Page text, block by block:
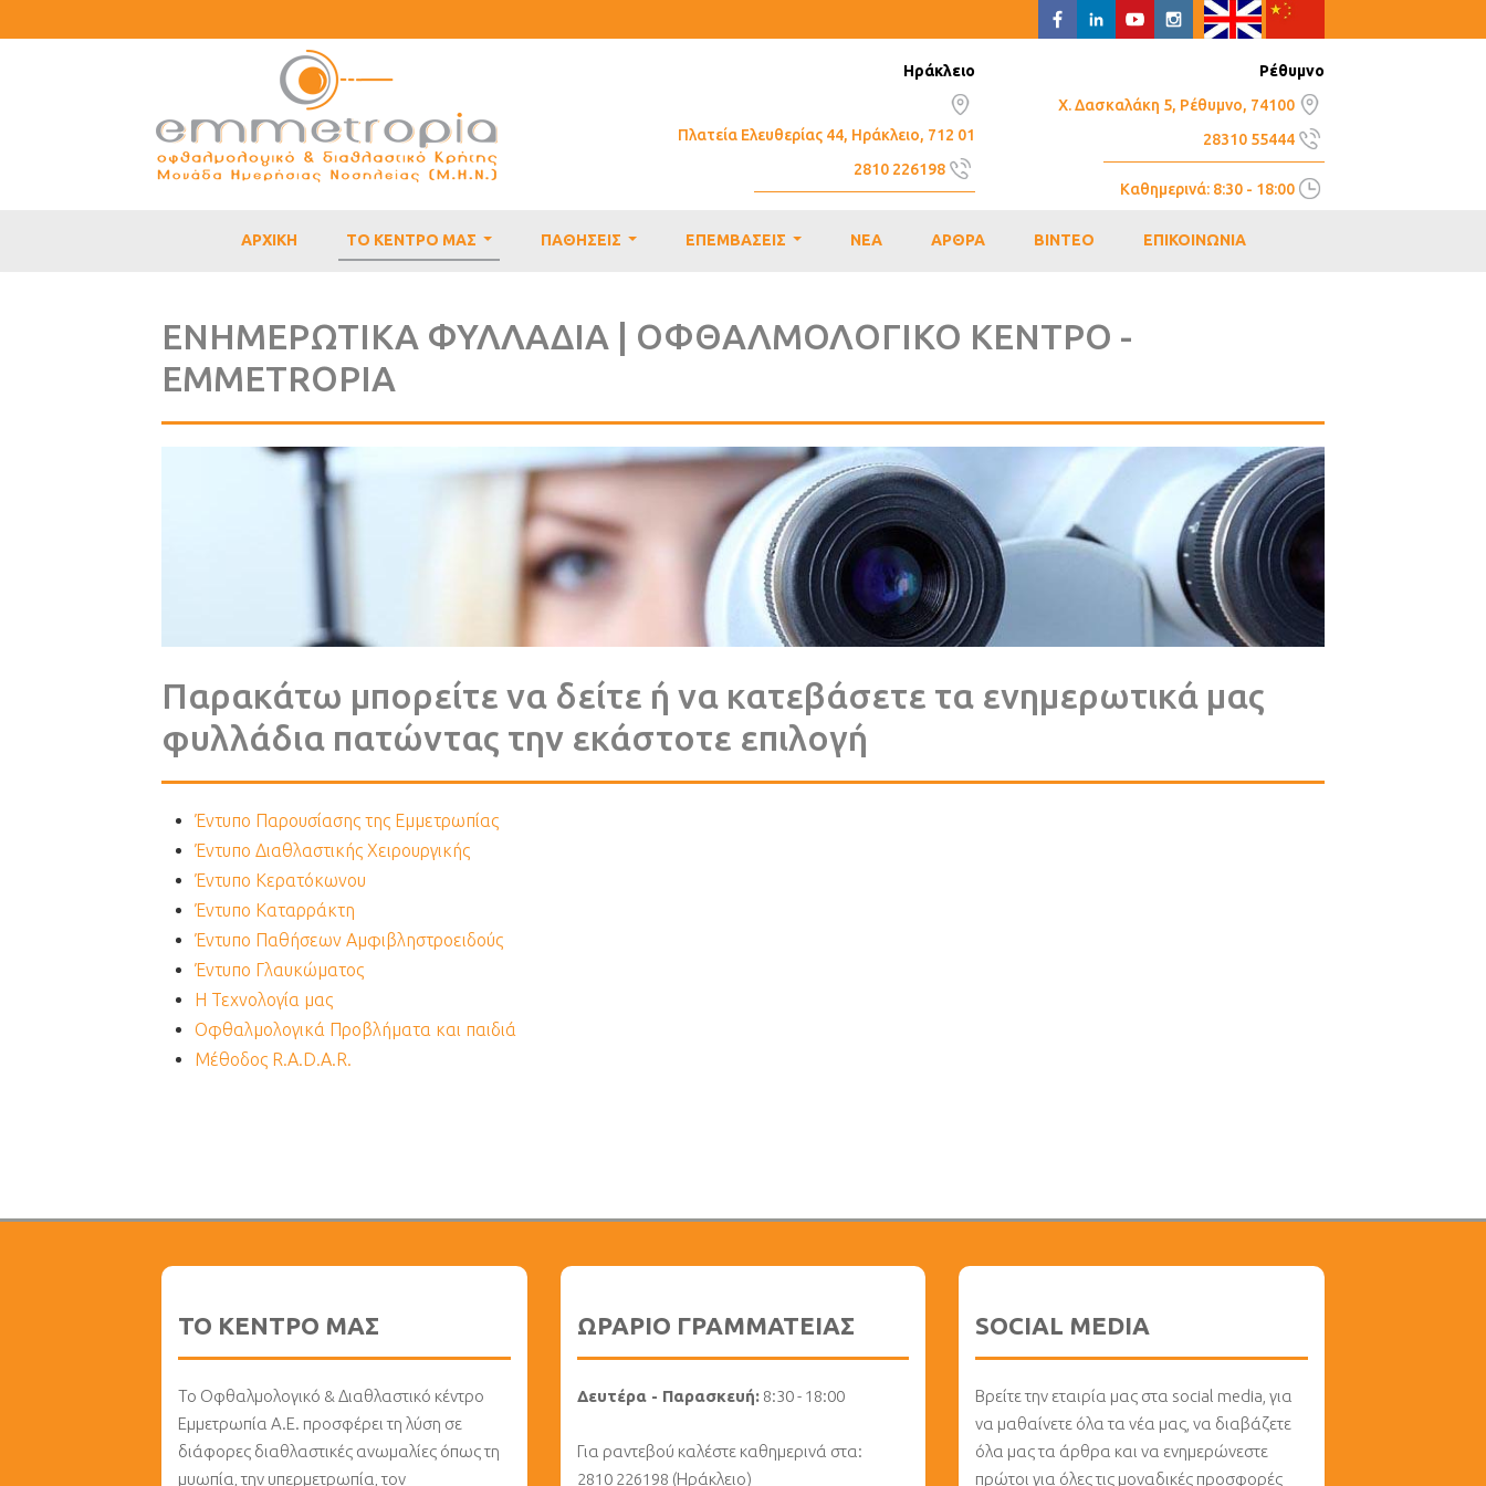
Ηράκλειο
Πλατεία Ελευθερίας 44, Ηράκλειο, 712 01
2810 226198
Ρέθυμνο
Χ. Δασκαλάκη 5, Ρέθυμνο, 74100
28310 55444
Καθημερινά: 8:30 - 18:00
ΕΝΗΜΕΡΩΤΙΚΑ ΦΥΛΛΑΔΙΑ | ΟΦΘΑΛΜΟΛΟΓΙΚΟ ΚΕΝΤΡΟ -
EMMETROPIA
Παρακάτω μπορείτε να δείτε ή να κατεβάσετε τα ενημερωτικά μας
φυλλάδια πατώντας την εκάστοτε επιλογή
Έντυπο Παρουσίασης της Εμμετρωπίας
Έντυπο Διαθλαστικής Χειρουργικής
Έντυπο Κερατόκωνου
Έντυπο Καταρράκτη
Έντυπο Παθήσεων Αμφιβληστροειδούς
Έντυπο Γλαυκώματος
Η Τεχνολογία μας
Οφθαλμολογικά Προβλήματα και παιδιά
Μέθοδος R.A.D.A.R.
ΑΡΧΙΚΗ ΤΟ ΚΕΝΤΡΟ ΜΑΣ ΠΑΘΗΣΕΙΣ ΕΠΕΜΒΑΣΕΙΣ ΝΕΑ ΑΡΘΡΑ ΒΙΝΤΕΟ ΕΠΙΚΟΙΝΩΝΙΑ
ΤΟ ΚΕΝΤΡΟ ΜΑΣ
Το Οφθαλμολογικό & Διαθλαστικό κέντρο
Εμμετρωπία Α.Ε. προσφέρει τη λύση σε
διάφορες διαθλαστικές ανωμαλίες όπως τη
μυωπία, την υπερμετρωπία, τον
ΩΡΑΡΙΟ ΓΡΑΜΜΑΤΕΙΑΣ
Δευτέρα - Παρασκευή:8:30 - 18:00
Για ραντεβού καλέστε καθημερινά στα:
2810 226198 (Ηράκλειο)
SOCIAL MEDIA
Βρείτε την εταιρία μας στα social media, για
να μαθαίνετε όλα τα νέα μας, να διαβάζετε
όλα μας τα άρθρα και να ενημερώνεστε
πρώτοι για όλες τις μοναδικές προσφορές